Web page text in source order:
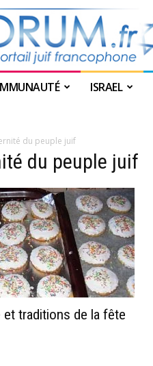
ISRAEL
du peuple juif
du peuple juif
et traditions de la fête